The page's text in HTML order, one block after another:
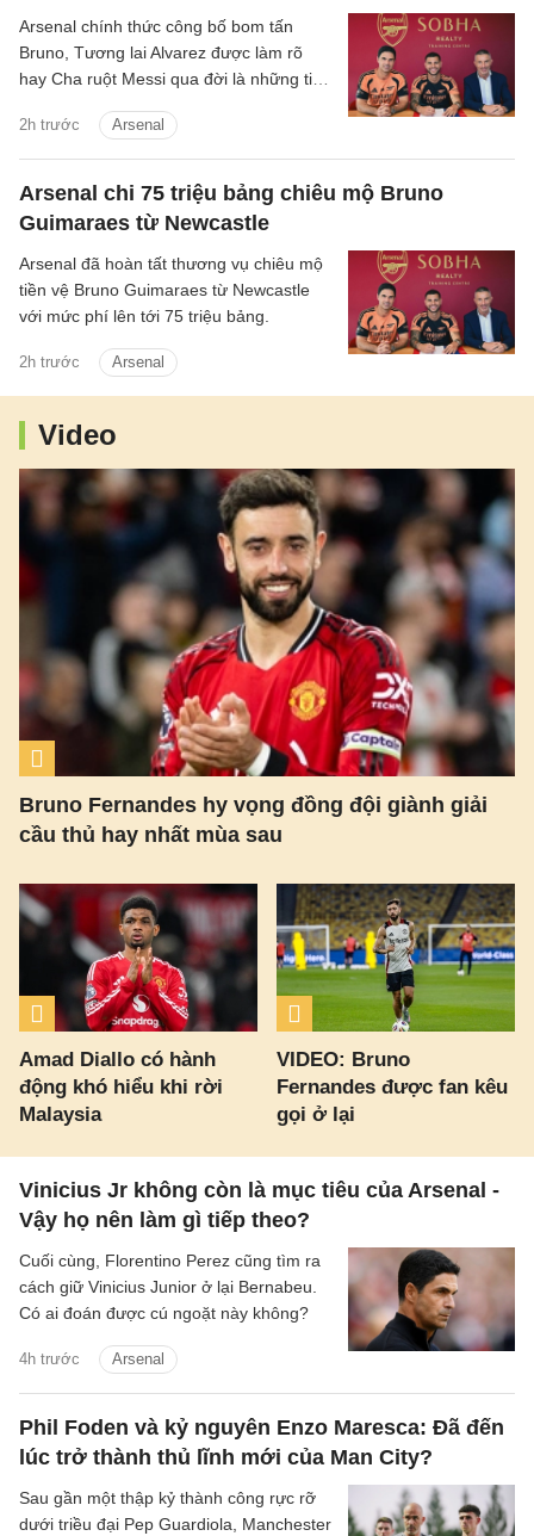
2h trước Arsenal
Arsenal chính thức công bố bom tấn
Bruno, Tương lai Alvarez được làm rõ
hay Cha ruột Messi qua đời là những tin
Arsenal chi 75 triệu bảng chiêu mộ Bruno
Guimaraes từ Newcastle
2h trước Arsenal
Arsenal đã hoàn tất thương vụ chiêu mộ
tiền vệ Bruno Guimaraes từ Newcastle
với mức phí lên tới 75 triệu bảng.
Video
Bruno Fernandes hy vọng đồng đội giành giải
cầu thủ hay nhất mùa sau
Amad Diallo có hành
động khó hiểu khi rời
Malaysia
VIDEO: Bruno
Fernandes được fan kêu
gọi ở lại
Vinicius Jr không còn là mục tiêu của Arsenal -
Vậy họ nên làm gì tiếp theo?
4h trước Arsenal
Cuối cùng, Florentino Perez cũng tìm ra
cách giữ Vinicius Junior ở lại Bernabeu.
Có ai đoán được cú ngoặt này không?
Phil Foden và kỷ nguyên Enzo Maresca: Đã đến
lúc trở thành thủ lĩnh mới của Man City?
Sau gần một thập kỷ thành công rực rỡ
dưới triều đại Pep Guardiola, Manchester